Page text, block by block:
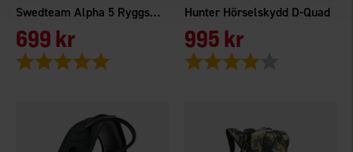
Swedteam Alpha 5 Ryggsäck Grön
699 kr
Betyg: 5.0 utav 5 stjärnor
Hunter Hörselskydd D-Quad
995 kr
Betyg: